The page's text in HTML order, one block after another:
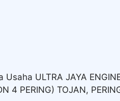
ULTRA JAYA
PERING) TOJAN,